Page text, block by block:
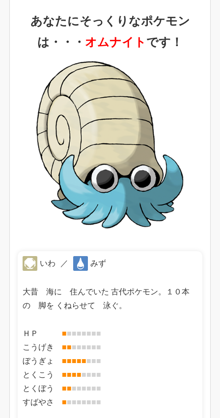
あなたにそっくりなポケモン
は・・・ オムナイト です！
いわ ／ みず
大昔 海に 住んでいた 古代ポケモン。１０本
の 脚を くねらせて 泳ぐ。
ＨＰ ■■■■■■■■
こうげき ■■■■■■■■
ぼうぎょ ■■■■■■■■
とくこう ■■■■■■■■
とくぼう ■■■■■■■■
すばやさ ■■■■■■■■